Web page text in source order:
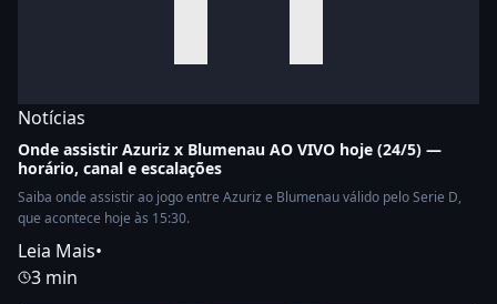
Notícias
Onde assistir Azuriz x Blumenau AO VIVO hoje (24/5) —
horário, canal e escalações
Saiba onde assistir ao jogo entre Azuriz e Blumenau válido pelo Serie D,
que acontece hoje às 15:30.
Leia Mais•
3 min